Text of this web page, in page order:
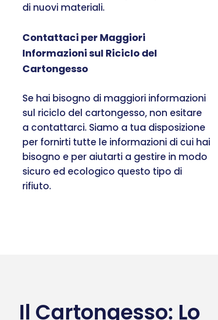
di nuovi materiali.
Contattaci per Maggiori
Informazioni sul Riciclo del
Cartongesso
Se hai bisogno di maggiori informazioni
sul riciclo del cartongesso, non esitare
a contattarci. Siamo a tua disposizione
per fornirti tutte le informazioni di cui hai
bisogno e per aiutarti a gestire in modo
sicuro ed ecologico questo tipo di
rifiuto.
Il Cartongesso: Lo